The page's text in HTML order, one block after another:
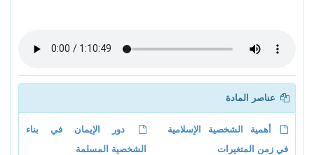
عناصر المادة
أهمية الشخصية الإسلامية
في زمن المتغيرات
دور الإيمان في بناء
الشخصية المسلمة